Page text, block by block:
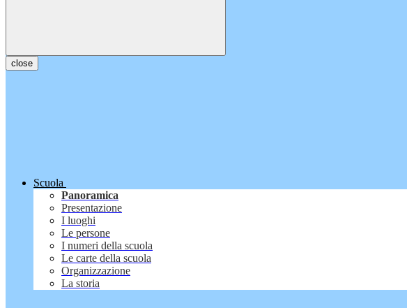
close
Scuola
Panoramica
Presentazione
I luoghi
Le persone
I numeri della scuola
Le carte della scuola
Organizzazione
La storia